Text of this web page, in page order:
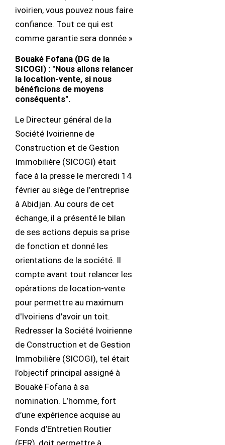
ivoirien, vous pouvez nous faire
confiance. Tout ce qui est
comme garantie sera donnée »
Bouaké Fofana (DG de la
SICOGI) : "Nous allons relancer
la location-vente, si nous
bénéficions de moyens
conséquents".
Le Directeur général de la
Société Ivoirienne de
Construction et de Gestion
Immobilière (SICOGI) était
face à la presse le mercredi 14
février au siège de l’entreprise
à Abidjan. Au cours de cet
échange, il a présenté le bilan
de ses actions depuis sa prise
de fonction et donné les
orientations de la société. Il
compte avant tout relancer les
opérations de location-vente
pour permettre au maximum
d'Ivoiriens d'avoir un toit.
Redresser la Société Ivoirienne
de Construction et de Gestion
Immobilière (SICOGI), tel était
l’objectif principal assigné à
Bouaké Fofana à sa
nomination. L’homme, fort
d’une expérience acquise au
Fonds d’Entretien Routier